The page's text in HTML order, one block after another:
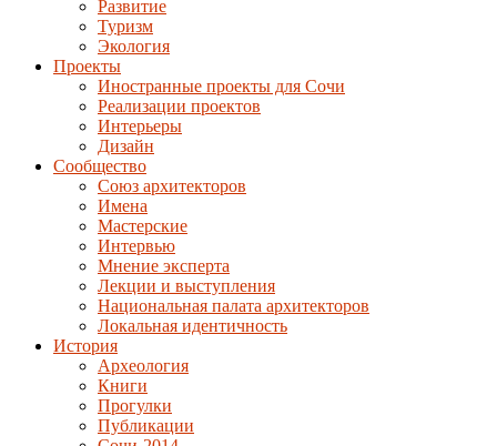
Развитие
Туризм
Экология
Проекты
Иностранные проекты для Сочи
Реализации проектов
Интерьеры
Дизайн
Сообщество
Союз архитекторов
Имена
Мастерские
Интервью
Мнение эксперта
Лекции и выступления
Национальная палата архитекторов
Локальная идентичность
История
Археология
Книги
Прогулки
Публикации